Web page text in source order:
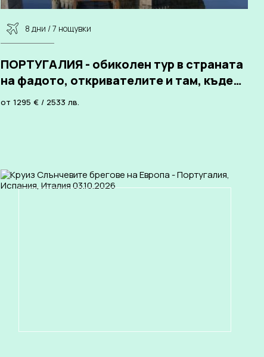
8 дни / 7 нощувки
ПОРТУГАЛИЯ - обиколен тур в страната
на фадото, откривателите и там, където
има 365 рецепти за приготвянето на
от 1295 € / 2533 лв.